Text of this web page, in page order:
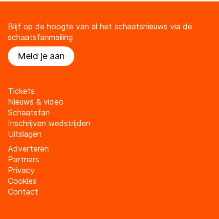
Blijf op de hoogte van al het schaatsnieuws via de
schaatsfanmailing
Meld je aan
Tickets
Nieuws & video
Schaatsfan
Inschrijven wedstrijden
Uitslagen
Adverteren
Partners
Privacy
Cookies
Contact